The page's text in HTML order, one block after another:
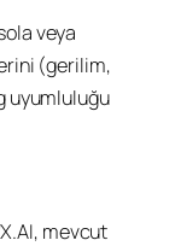
veya
(gerilim,
uyumluluğu
mevcut